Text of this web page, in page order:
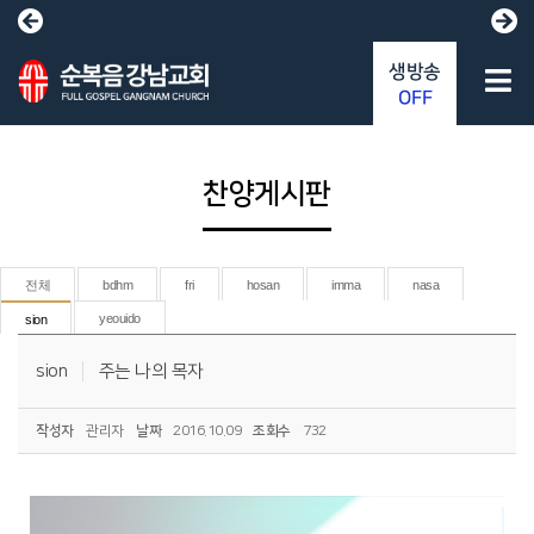
찬양게시판
전체 bdhm fri hosan imma nasa
sion yeouido
sion 주는 나의 목자
작성자 관리자 날짜 2016.10.09 조회수 732
생방송
OFF